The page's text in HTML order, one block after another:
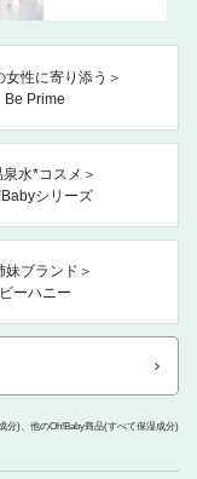
女性に寄り添う＞
Be Prime
泉水*コスメ＞
シリーズ
妹ブランド＞
ビーハニー
分)、他のOh!Baby商品(すべて保湿成分)